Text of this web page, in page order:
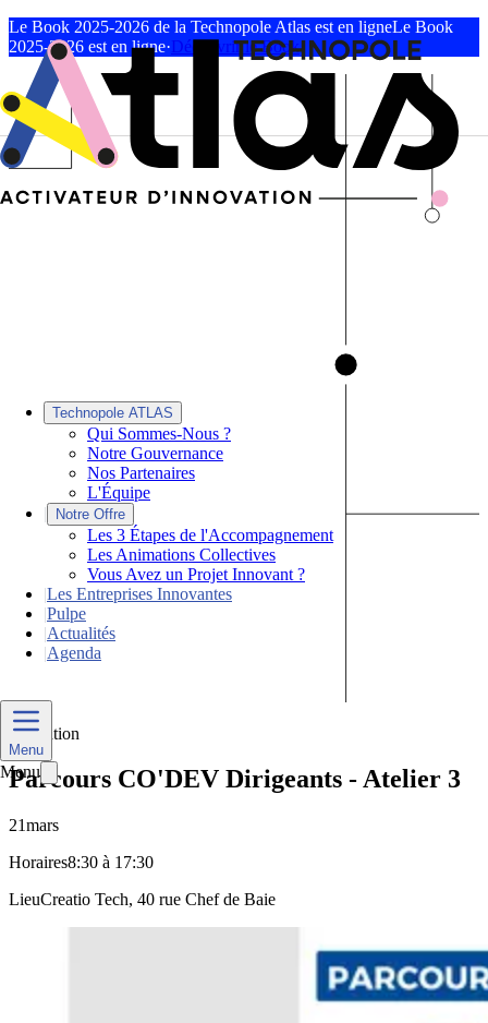
Le Book 2025-2026 de la Technopole Atlas est en ligneLe Book
2025-2026 est en ligne·Découvrir le Book
Technopole ATLAS
Qui Sommes-Nous ?
Notre Gouvernance
Nos Partenaires
L'Équipe
|
Notre Offre
Les 3 Étapes de l'Accompagnement
Les Animations Collectives
Vous Avez un Projet Innovant ?
|Les Entreprises Innovantes
|Pulpe
|Actualités
|Agenda
Menu
Menu
Formation
Parcours CO'DEV Dirigeants - Atelier 3
21mars
Horaires8:30 à 17:30
LieuCreatio Tech, 40 rue Chef de Baie